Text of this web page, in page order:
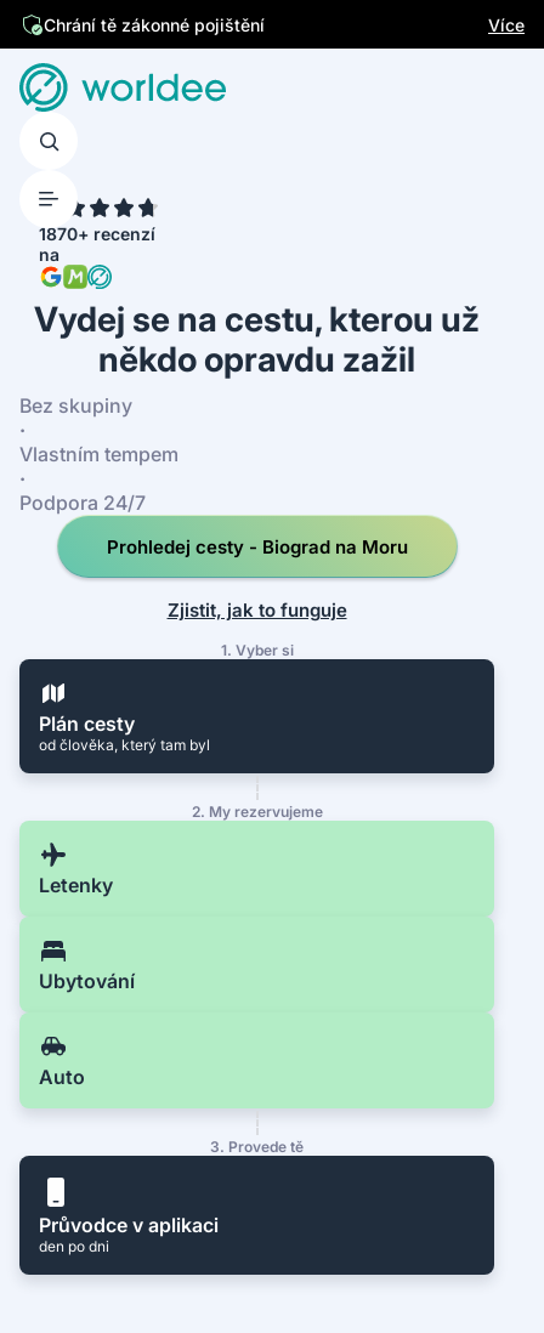
Chrání tě zákonné pojištění
Více
1870+ recenzí
na
Vydej se na cestu, kterou už
někdo opravdu zažil
Bez skupiny
·
Vlastním tempem
·
Podpora 24/7
Prohledej cesty - Biograd na Moru
Zjistit, jak to funguje
1. Vyber si
Plán cesty
od člověka, který tam byl
2. My rezervujeme
Letenky
Ubytování
Auto
3. Provede tě
Průvodce v aplikaci
den po dni